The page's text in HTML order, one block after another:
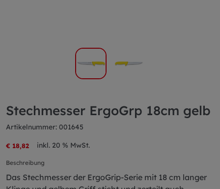
Stechmesser ErgoGrp 18cm gelb
Artikelnummer: 001645
€ 18,82 inkl. 20 % MwSt.
Beschreibung
Das Stechmesser der ErgoGrip-Serie mit 18 cm langer